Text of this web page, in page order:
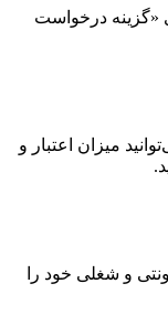
«گزینه درخواست
میزان اعتبار و
و شغلی خود را